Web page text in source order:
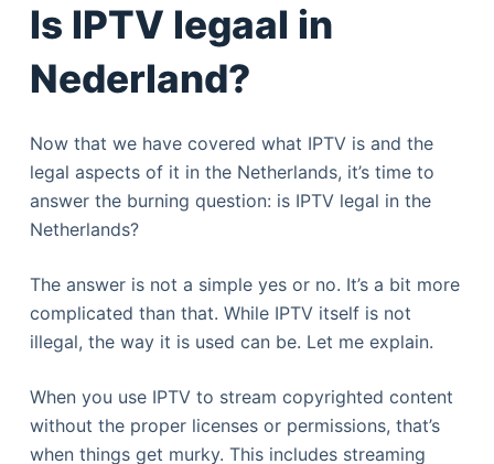
Is IPTV legaal in
Nederland?
Now that we have covered what IPTV is and the
legal aspects of it in the Netherlands, it’s time to
answer the burning question: is IPTV legal in the
Netherlands?
The answer is not a simple yes or no. It’s a bit more
complicated than that. While IPTV itself is not
illegal, the way it is used can be. Let me explain.
When you use IPTV to stream copyrighted content
without the proper licenses or permissions, that’s
when things get murky. This includes streaming